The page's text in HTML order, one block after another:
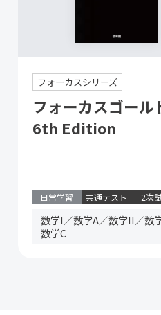
フォーカスシリーズ
フォーカスゴール
6th Edition
日常学習 共通テスト 2次
数学I／数学A／数学II／数
数学C